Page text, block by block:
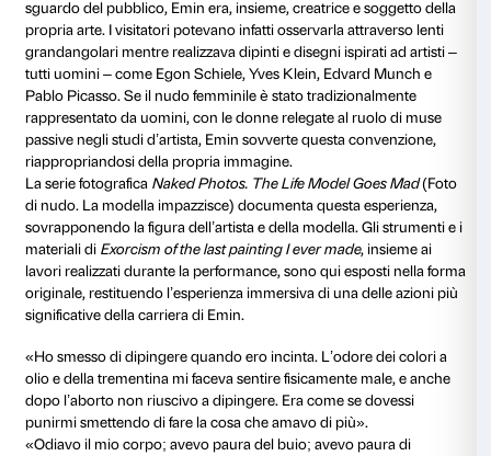
tradizione della scultura storicamente impiegata per
figure maschili erette e dominanti. Questo corpo
manifesta in una forma frammentata e piegata, in
con la rigidità della tradizione. La superficie ruvida,
gesto dell’artista, amplifica il dialogo tra forma ed
trasformando il cortile di Palazzo Strozzi in uno
impatto emotivo.
L’uso del bronzo è stato un passaggio essenziale
Emin. L’artista racconta di aver imparato la tecnica
cera persa in una fonderia a New York, consigliata
Bourgeois, iniziando con piccole sculture prima di